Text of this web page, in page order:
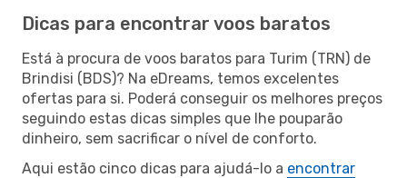
Dicas para encontrar voos baratos
Está à procura de voos baratos para Turim (TRN) de
Brindisi (BDS)? Na eDreams, temos excelentes
ofertas para si. Poderá conseguir os melhores preços
seguindo estas dicas simples que lhe pouparão
dinheiro, sem sacrificar o nível de conforto.
Aqui estão cinco dicas para ajudá-lo a encontrar